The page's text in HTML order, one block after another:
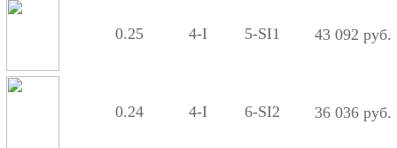
0.25 4-I 5-SI1 43 092 руб.
0.24 4-I 6-SI2 36 036 руб.